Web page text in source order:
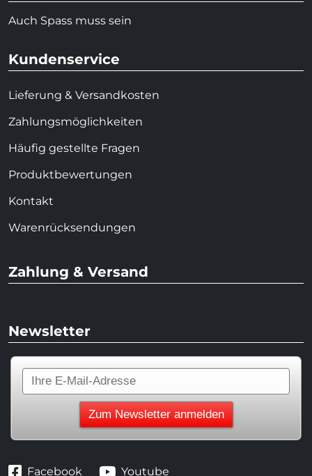
Auch Spass muss sein
Kundenservice
Lieferung & Versandkosten
Zahlungsmöglichkeiten
Häufig gestellte Fragen
Produktbewertungen
Kontakt
Warenrücksendungen
Zahlung & Versand
Newsletter
Facebook Youtube